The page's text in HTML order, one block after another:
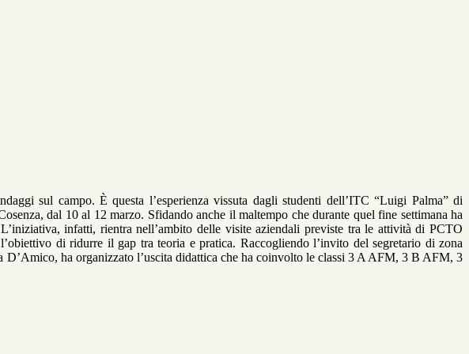
sul campo. È questa l’esperienza vissuta dagli studenti dell’ITC “Luigi Palma” di
dal 10 al 12 marzo. Sfidando anche il maltempo che durante quel fine settimana ha
infatti, rientra nell’ambito delle visite aziendali previste tra le attività di PCTO
di ridurre il gap tra teoria e pratica. Raccogliendo l’invito del segretario di zona
ha organizzato l’uscita didattica che ha coinvolto le classi 3 A AFM, 3 B AFM, 3